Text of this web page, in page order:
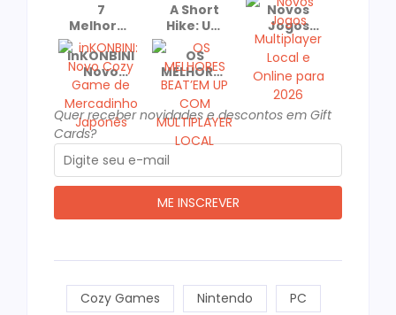
7
Melhores
Jogos
para
Jogar de
Casal No
dia dos
Namorados
A Short
Hike: Um
Cozy
Game
Recomendado
e
Premiado!
Novos
Jogos
Multiplayer
Local e
Online
para
inKONBINI:
Novo
Cozy
Game de
Mercadinho
Japonês
OS
MELHORES
BEAT’EM
UP COM
MULTIPLAYER
LOCAL
Quer receber novidades e descontos em Gift
Cards?
Cozy Games Nintendo PC